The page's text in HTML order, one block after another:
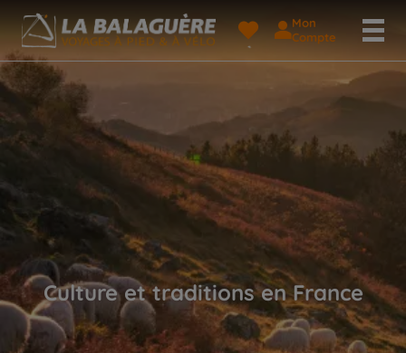
Mon
Compte
Culture et traditions en France